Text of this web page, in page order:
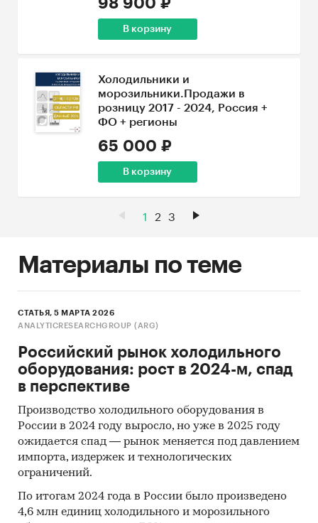
98 900 ₽
В корзину
Холодильники и
морозильники.Продажи в
розницу 2017 - 2024, Россия +
ФО + регионы
65 000 ₽
В корзину
1 2 3
Материалы по теме
СТАТЬЯ, 5 МАРТА 2026
ANALYTICRESEARCHGROUP (ARG)
Российский рынок холодильного
оборудования: рост в 2024-м, спад
в перспективе
Производство холодильного оборудования в
России в 2024 году выросло, но уже в 2025 году
ожидается спад — рынок меняется под давлением
импорта, издержек и технологических
ограничений.
По итогам 2024 года в России было произведено
4,6 млн единиц холодильного и морозильного